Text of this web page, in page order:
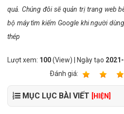
quả. Chúng đôi sẽ quản trị trang web
bộ máy tìm kiếm Google khi người
thép
Lượt xem: 100(View) | Ngày tạo
Ðánh giá:
MỤC LỤC BÀI VIẾT [HIỆN]